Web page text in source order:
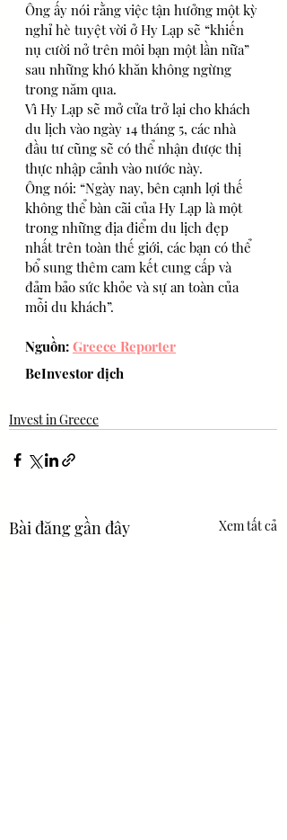
Ông ấy nói rằng việc tận hưởng một kỳ
nghỉ hè tuyệt vời ở Hy Lạp sẽ “khiến
nụ cười nở trên môi bạn một lần nữa”
sau những khó khăn không ngừng
trong năm qua.
Vì Hy Lạp sẽ mở cửa trở lại cho khách
du lịch vào ngày 14 tháng 5, các nhà
đầu tư cũng sẽ có thể nhận được thị
thực nhập cảnh vào nước này.
Ông nói: “Ngày nay, bên cạnh lợi thế
không thể bàn cãi của Hy Lạp là một
trong những địa điểm du lịch đẹp
nhất trên toàn thế giới, các bạn có thể
bổ sung thêm cam kết cung cấp và
đảm bảo sức khỏe và sự an toàn của
mỗi du khách”.
Nguồn: Greece Reporter
BeInvestor dịch
Invest in Greece
Bài đăng gần đây Xem tất cả